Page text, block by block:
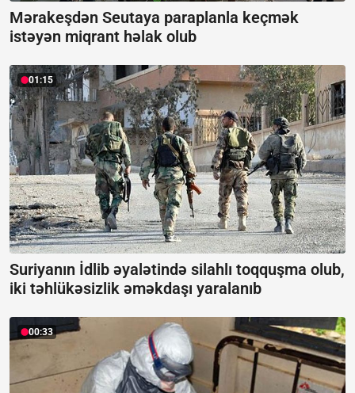
Mərakeşdən Seutaya paraplanla keçmək
istəyən miqrant həlak olub
01:15
Suriyanın İdlib əyalətində silahlı toqquşma olub,
iki təhlükəsizlik əməkdaşı yaralanıb
00:33